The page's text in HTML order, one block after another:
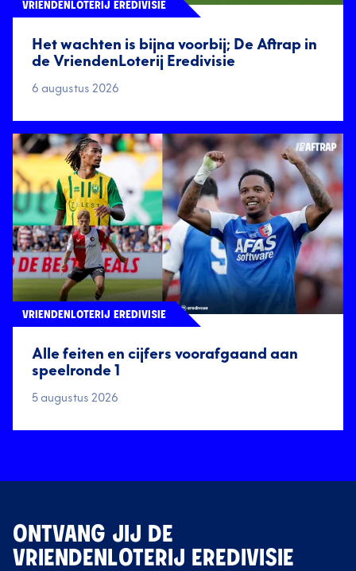
Het wachten is bijna voorbij; De Aftrap in
de VriendenLoterij Eredivisie
VRIENDENLOTERIJ EREDIVISIE
6 augustus 2026
Alle feiten en cijfers voorafgaand aan
speelronde 1
VRIENDENLOTERIJ EREDIVISIE
5 augustus 2026
ONTVANG JIJ DE
VRIENDENLOTERIJ EREDIVISIE